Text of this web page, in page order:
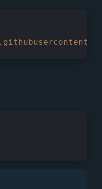
.githubusercontent